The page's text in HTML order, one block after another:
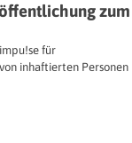
zum
für
inhaftierten Personen